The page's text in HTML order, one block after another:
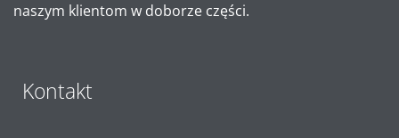
naszym klientom w doborze części.
Kontakt